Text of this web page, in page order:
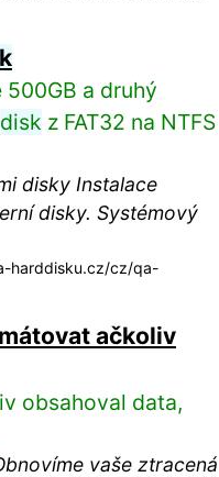
a druhý
disk z FAT32 na NTFS
disky Instalace
disky. Systémový
harddisku.cz/cz/qa-
ačkoliv
obsahoval data,
vaše ztracená